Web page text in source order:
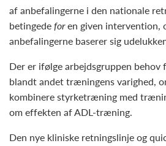
af anbefalingerne i den nationale
betingedeforen given intervention,
anbefalingerne baserer sig
Der er ifølge arbejdsgruppen behov
blandt andet træningens varighed,
kombinere styrketræning med
om effekten af ADL-træning.
Den nye kliniske retningslinje og